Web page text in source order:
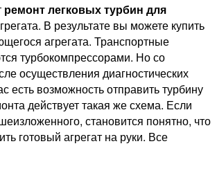
ремонт легковых турбин для
В результате вы можете купить
агрегата. Транспортные
турбокомпрессорами. Но со
осуществления диагностических
возможность отправить турбину
действует такая же схема. Если
становится понятно, что
готовый агрегат на руки. Все